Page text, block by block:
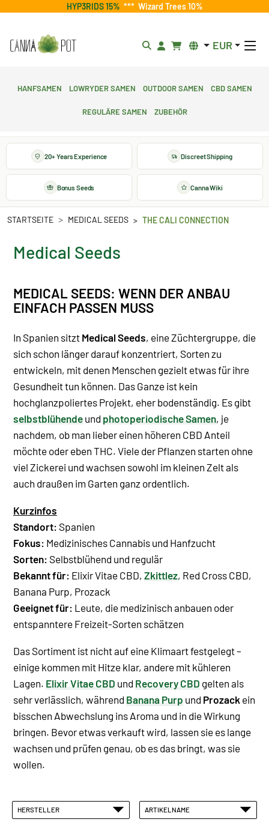
HYP3RIDS 15% *** Wizard Trees 10%
EUR
Hanfsamen Lowryder Samen Outdoor Samen CBD Samen
Reguläre Samen Zubehör
20+ Years Experience Discreet Shipping
Bonus Seeds Canna Wiki
STARTSEITE MEDICAL SEEDS THE CALI CONNECTION
Medical Seeds
MEDICAL SEEDS: WENN DER ANBAU
EINFACH PASSEN MUSS
In Spanien sitzt Medical Seeds, eine Züchtergruppe, die
sich schon länger darauf konzentriert, Sorten zu
entwickeln, mit denen Menschen gezielt etwas für ihre
Gesundheit tun können. Das Ganze ist kein
hochglanzpoliertes Projekt, eher bodenständig. Es gibt
selbstblühende und photoperiodische Samen, je
nachdem, ob man lieber einen höheren CBD Anteil
möchte oder eben THC. Viele der Pflanzen starten ohne
viel Zickerei und wachsen sowohl im kleinen Zelt als
auch draußen im Garten ganz ordentlich.
Kurzinfos
Standort: Spanien
Fokus: Medizinisches Cannabis und Hanfzucht
Sorten: Selbstblühend und regulär
Bekannt für: Elixir Vitae CBD, Zkittlez, Red Cross CBD,
Banana Purp, Prozack
Geeignet für: Leute, die medizinisch anbauen oder
entspanntere Freizeit-Sorten schätzen
Das Sortiment ist nicht auf eine Klimaart festgelegt –
einige kommen mit Hitze klar, andere mit kühleren
Lagen. Elixir Vitae CBD und Recovery CBD gelten als
sehr verlässlich, während Banana Purp und Prozack ein
bisschen Abwechslung ins Aroma und in die Wirkung
bringen. Bevor etwas verkauft wird, lassen sie es lange
wachsen und prüfen genau, ob es das bringt, was sie
wollen.
HERSTELLER ARTIKELNAME